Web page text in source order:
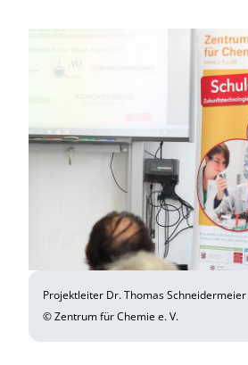
Projektleiter Dr. Thomas Schneidermeier
© Zentrum für Chemie e. V.